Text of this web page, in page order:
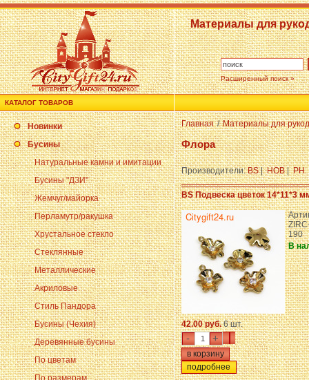
Материалы для
Расширенный поиск »
КАТАЛОГ ТОВАРОВ
Новинки
Бусины
Натуральные камни и имитации
Бусины "ДЗИ"
Жемчуг/майорка
Перламутр/ракушка
Хрустальное стекло
Стеклянные
Металлические
Акриловые
Стиль Пандора
Бусины (Чехия)
Деревянные бусины
По цветам
По размерам
Главная / Материалы для
Флора
Производители:BS| HOB| PH
BS Подвеска цветок 14*11*3
190
В
42.00 руб.6 шт.
- +
подробнее